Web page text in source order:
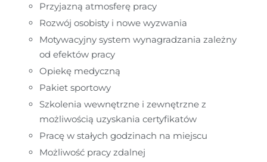
Przyjazną atmosferę pracy
Rozwój osobisty i nowe wyzwania
Motywacyjny system wynagradzania zależny
od efektów pracy
Opiekę medyczną
Pakiet sportowy
Szkolenia wewnętrzne i zewnętrzne z
możliwością uzyskania certyfikatów
Pracę w stałych godzinach na miejscu
Możliwość pracy zdalnej